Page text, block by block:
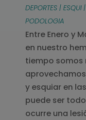
DEPORTES | ESQUI
PODOLOGIA
Entre Enero y
en nuestro
tiempo somos
y esquiar en
puede ser
ocurre una